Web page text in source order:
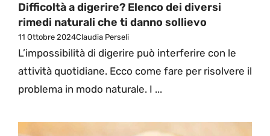
Difficoltà a digerire? Elenco dei diversi
rimedi naturali che ti danno sollievo
11 Ottobre 2024Claudia Perseli
L’impossibilità di digerire può interferire con le
attività quotidiane. Ecco come fare per risolvere il
problema in modo naturale. I ...